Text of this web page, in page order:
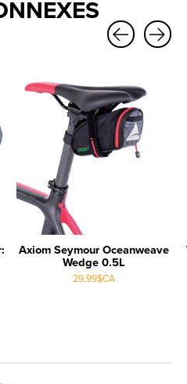
Axiom Seymour Oceanweave
Wedge 0.5L
29,99$CA